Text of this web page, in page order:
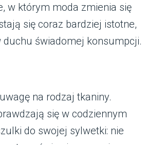
w którym moda zmienia się
się coraz bardziej istotne,
świadomej konsumpcji.
na rodzaj tkaniny.
się w codziennym
do swojej sylwetki: nie